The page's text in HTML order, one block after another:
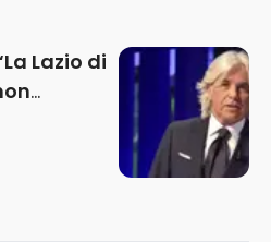
Lazio di
lasciare,